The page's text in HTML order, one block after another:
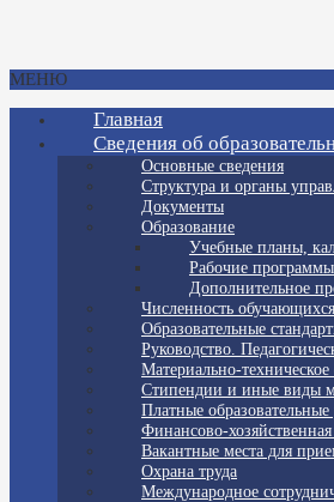
МЕНЮ
Главная
Сведения об
Основные сведения
Структура и органы
Документы
Образование
Учебные планы,
Рабочие
Дополнительное
Численность обучающихся
Образовательные
Руководство.
Материально-
Стипендии и иные виды
Платные образовательные
Финансово-хозяйственная
Вакантные места для
Охрана труда
Международное